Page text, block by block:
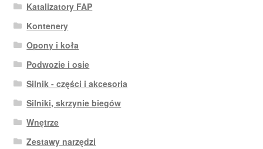
Katalizatory FAP
Kontenery
Opony i koła
Podwozie i osie
Silnik - części i akcesoria
Silniki, skrzynie biegów
Wnętrze
Zestawy narzędzi